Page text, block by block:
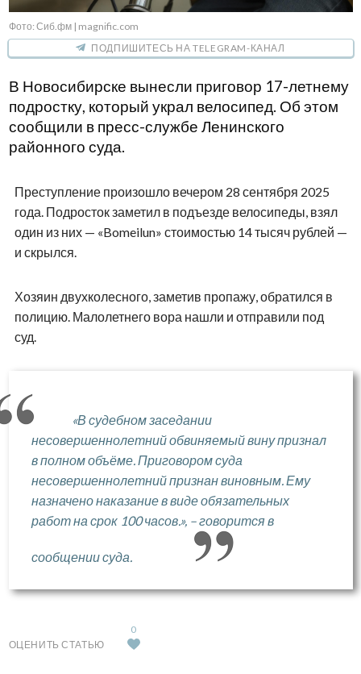
Фото: Сиб.фм | magnific.com
ПОДПИШИТЕСЬ НА TELEGRAM-КАНАЛ
В Новосибирске вынесли приговор 17-летнему
подростку, который украл велосипед. Об этом
сообщили в пресс-службе Ленинского
районного суда.
Преступление произошло вечером 28 сентября 2025
года. Подросток заметил в подъезде велосипеды, взял
один из них — «Bomeilun» стоимостью 14 тысяч рублей —
и скрылся.
Хозяин двухколесного, заметив пропажу, обратился в
полицию. Малолетнего вора нашли и отправили под
суд.
«В судебном заседании
несовершеннолетний обвиняемый вину признал
в полном объёме. Приговором суда
несовершеннолетний признан виновным. Ему
назначено наказание в виде обязательных
работ на срок 100 часов.», – говорится в
сообщении суда.
ОЦЕНИТЬ СТАТЬЮ
0